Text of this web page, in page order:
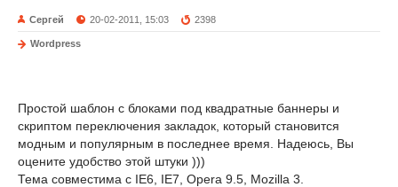
Сергей 20-02-2011, 15:03 2398
Wordpress
Простой шаблон с блоками под квадратные баннеры и
скриптом переключения закладок, который становится
модным и популярным в последнее время. Надеюсь, Вы
оцените удобство этой штуки )))
Тема совместима с IE6, IE7, Opera 9.5, Mozilla 3.